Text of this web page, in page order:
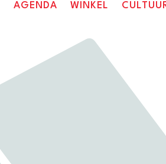
AGENDA WINKEL